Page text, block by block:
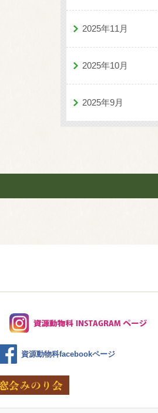
2025年11月
2025年10月
2025年9月
資源動物科facebookページ